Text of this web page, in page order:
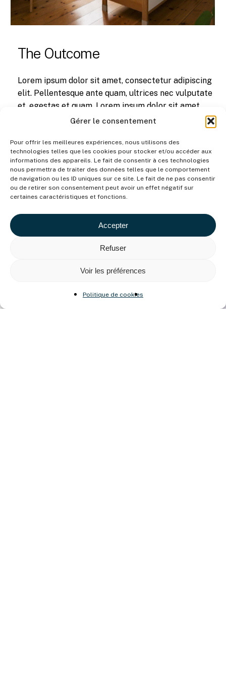
Gérer le consentement
Pour offrir les meilleures expériences, nous utilisons des
technologies telles que les cookies pour stocker et/ou accéder aux
informations des appareils. Le fait de consentir à ces technologies
nous permettra de traiter des données telles que le comportement
de navigation ou les ID uniques sur ce site. Le fait de ne pas consentir
ou de retirer son consentement peut avoir un effet négatif sur
certaines caractéristiques et fonctions.
Accepter
Refuser
Voir les préférences
Politique de cookies
The Outcome
Lorem ipsum dolor sit amet, consectetur adipiscing
elit. Pellentesque ante quam, ultrices nec vulputate
et, egestas et quam. Lorem ipsum dolor sit amet,
consectetur adipiscing elit.
“Alex was there every step of the way and
Josh Margolis